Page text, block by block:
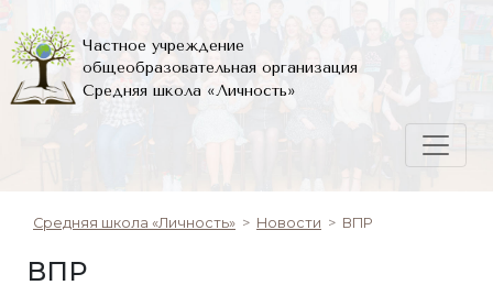
Частное учреждение
общеобразовательная организация
Средняя школа «Личность»
Средняя школа «Личность» > Новости > ВПР
ВПР